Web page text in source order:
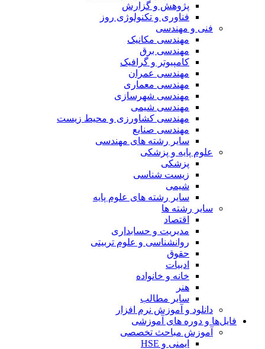
پژوهش و گزارش
فناوری و تکنولوژی روز
فنی و مهندسی
مهندسی مکانیک
مهندسی برق
کامپیوتر و گرافیک
مهندسی عمران
مهندسی معماری
مهندسی شهرسازی
مهندسی شیمی
مهندسی کشاورزی و محیط زیست
مهندسی صنایع
سایر رشته های مهندسی
علوم پایه و پزشکی
پزشکی
زیست شناسی
شیمی
سایر رشته های علوم پایه
سایر رشته ها
اقتصاد
مدیریت و حسابداری
روانشناسی و علوم تربیتی
حقوق
ادبیات
خانه و خانواده
هنر
سایر مطالب
دانلود و آموزش نرم افزار
فایل‌ها و دوره های آموزشی
آموزش مباحث تخصصی
ایمنی و HSE